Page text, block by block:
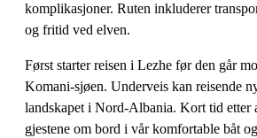
komplikasjoner. Ruten inkluderer
og fritid ved elven.
Først starter reisen i Lezhe før den går
Komani-sjøen. Underveis kan reisende
landskapet i Nord-Albania. Kort tid etter
gjestene om bord i vår komfortable båt